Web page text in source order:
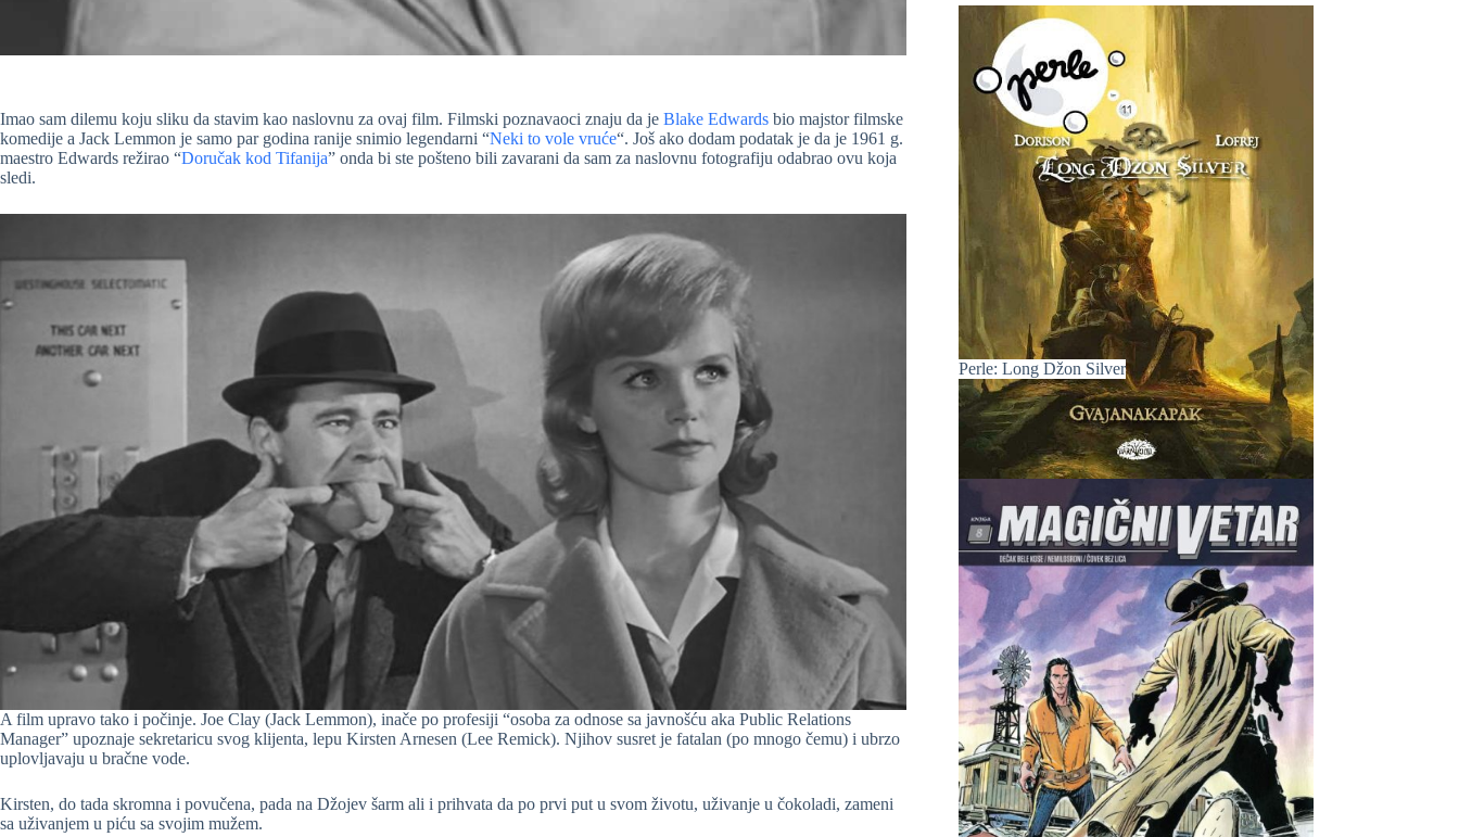
Imao sam dilemu koju sliku da stavim kao naslovnu za ovaj film. Filmski poznavaoci znaju da je Blake Edwards bio majstor filmske
komedije a Jack Lemmon je samo par godina ranije snimio legendarni “Neki to vole vruće“. Još ako dodam podatak je da je 1961 g.
maestro Edwards režirao “Doručak kod Tifanija” onda bi ste pošteno bili zavarani da sam za naslovnu fotografiju odabrao ovu koja
sledi.
A film upravo tako i počinje. Joe Clay (Jack Lemmon), inače po profesiji “osoba za odnose sa javnošću aka Public Relations
Manager” upoznaje sekretaricu svog klijenta, lepu Kirsten Arnesen (Lee Remick). Njihov susret je fatalan (po mnogo čemu) i ubrzo
uplovljavaju u bračne vode.
Kirsten, do tada skromna i povučena, pada na Džojev šarm ali i prihvata da po prvi put u svom životu, uživanje u čokoladi, zameni
sa uživanjem u piću sa svojim mužem.
Perle: Long Džon Silver